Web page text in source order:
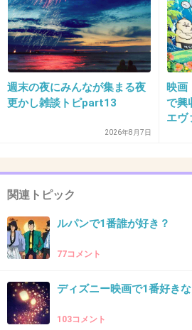
個人的に好きなのは、獄門
大がかりで良かった
23
成宮くん目当てで見たけど
ったですね。
来週まで待てません(笑)
週末の夜にみんなが集まる夜
更かし雑談トピpart13
2026年8月7日
映画
で興
エヴ
関連トピック
ルパンで1番誰が好き？
77コメント
ディズニー映画で1番好き
103コメント